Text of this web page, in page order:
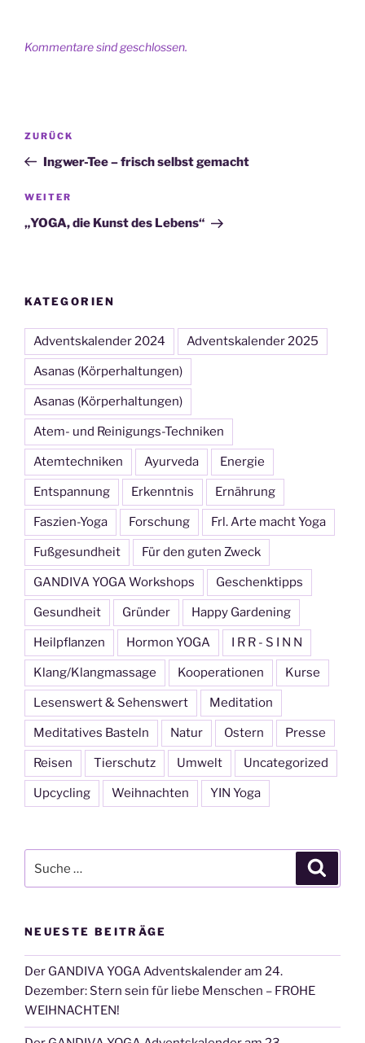
Kommentare sind geschlossen.
Beitragsnavigation
Vorheriger
Beitrag
ZURÜCK
Ingwer-Tee – frisch selbst gemacht
Nächster
Beitrag
WEITER
„YOGA, die Kunst des Lebens“
KATEGORIEN
Adventskalender 2024 Adventskalender 2025
Asanas (Körperhaltungen)
Asanas (Körperhaltungen)
Atem- und Reinigungs-Techniken
Atemtechniken Ayurveda Energie
Entspannung Erkenntnis Ernährung
Faszien-Yoga Forschung Frl. Arte macht Yoga
Fußgesundheit Für den guten Zweck
GANDIVA YOGA Workshops Geschenktipps
Gesundheit Gründer Happy Gardening
Heilpflanzen Hormon YOGA I R R - S I N N
Klang/Klangmassage Kooperationen Kurse
Lesenswert & Sehenswert Meditation
Meditatives Basteln Natur Ostern Presse
Reisen Tierschutz Umwelt Uncategorized
Upcycling Weihnachten YIN Yoga
nach:
NEUESTE BEITRÄGE
Der GANDIVA YOGA Adventskalender am 24.
Dezember: Stern sein für liebe Menschen – FROHE
WEIHNACHTEN!